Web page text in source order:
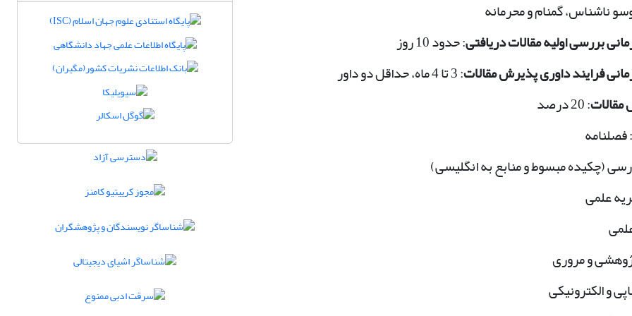
ناشناس، گمنام و محرمانه
بررسی اولیه مقالات دریافتی: حدود 10 روز
فرایند داوری پذیرش مقالات: 3 تا 4 ماه، حداقل دو داور
: 20 درصد
: فصلنامه
(چکیده مبسوط و منابع به انگلیسی)
علمی
و مروری
والکترونیکی